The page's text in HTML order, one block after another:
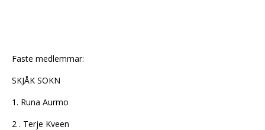
Faste medlemmar:
SKJÅK SOKN
1. Runa Aurmo
2 . Terje Kveen